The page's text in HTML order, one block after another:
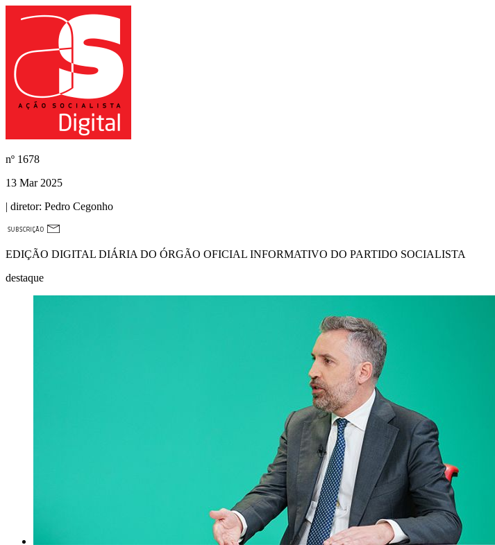
nº 1678
13 Mar 2025
| diretor: Pedro Cegonho
EDIÇÃO DIGITAL DIÁRIA DO ÓRGÃO OFICIAL INFORMATIVO DO PARTIDO SOCIALISTA
destaque